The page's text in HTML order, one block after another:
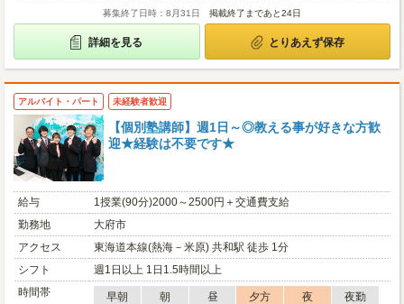
募集終了日時：8月31日 掲載終了まであと24日
詳細を見る とりあえず保存
アルバイト・パート 未経験者歓迎
【個別塾講師】週1日～◎教える事が好きな方歓
迎★経験は不要です★
給与
1授業(90分)2000～2500円＋交通費支給
勤務地
大府市
アクセス
東海道本線(熱海－米原) 共和駅 徒歩 1分
シフト
週1日以上 1日1.5時間以上
時間帯
早朝 朝 昼 夕方 夜
夜勤